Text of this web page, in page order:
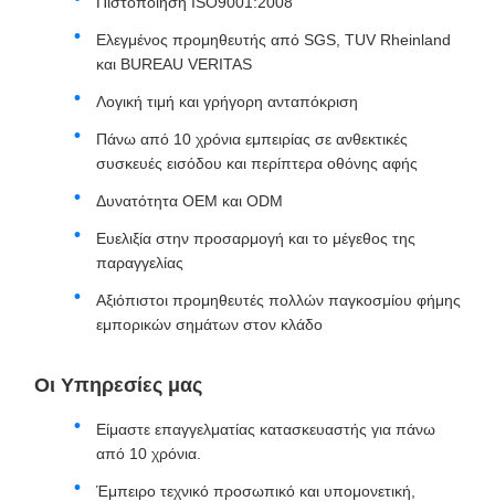
Ελεγμένος προμηθευτής από SGS, TUV Rheinland
και BUREAU VERITAS
Λογική τιμή και γρήγορη ανταπόκριση
Πάνω από 10 χρόνια εμπειρίας σε ανθεκτικές
συσκευές εισόδου και περίπτερα οθόνης αφής
Δυνατότητα OEM και ODM
Ευελιξία στην προσαρμογή και το μέγεθος της
παραγγελίας
Αξιόπιστοι προμηθευτές πολλών παγκοσμίου φήμης
εμπορικών σημάτων στον κλάδο
Οι Υπηρεσίες μας
Είμαστε επαγγελματίας κατασκευαστής για πάνω
από 10 χρόνια.
Έμπειρο τεχνικό προσωπικό και υπομονετική,